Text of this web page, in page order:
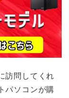
訪問してくれ
パソコンが購